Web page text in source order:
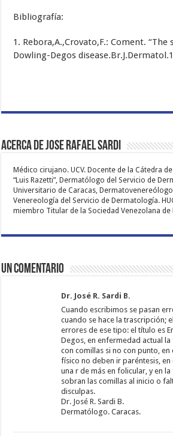
Bibliografía:
1. Rebora,A.,Crovato,F.: Coment.
Dowling-Degos
Acerca de Jose Rafael Sardi
Médico cirujano. UCV. Docente de la Cátedra
“Luis Razetti”, Dermatólogo del Servicio de
Universitario de Caracas,
Venereología del Servicio de Dermatología.
miembro Titular de la Sociedad Venezolana
Un comentario
Dr. José R. Sardi B.
Cuando escribimos se pasan
cuando se hace la trascripción;
errores de ese tipo: el título es
Degos, en enfermedad actual
con comillas si no con punto,
físico no deben ir paréntesis,
una r de más en folicular, y en
sobran las comillas al inicio o
disculpas.
Dr. José R. Sardi B.
Dermatólogo. Caracas.